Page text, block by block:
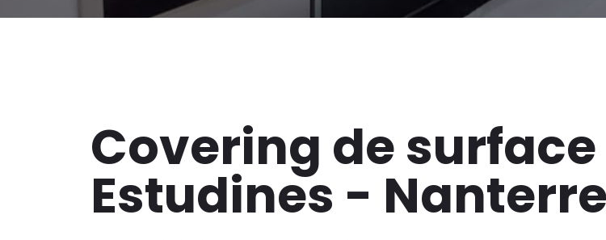
Covering de
Estudines -